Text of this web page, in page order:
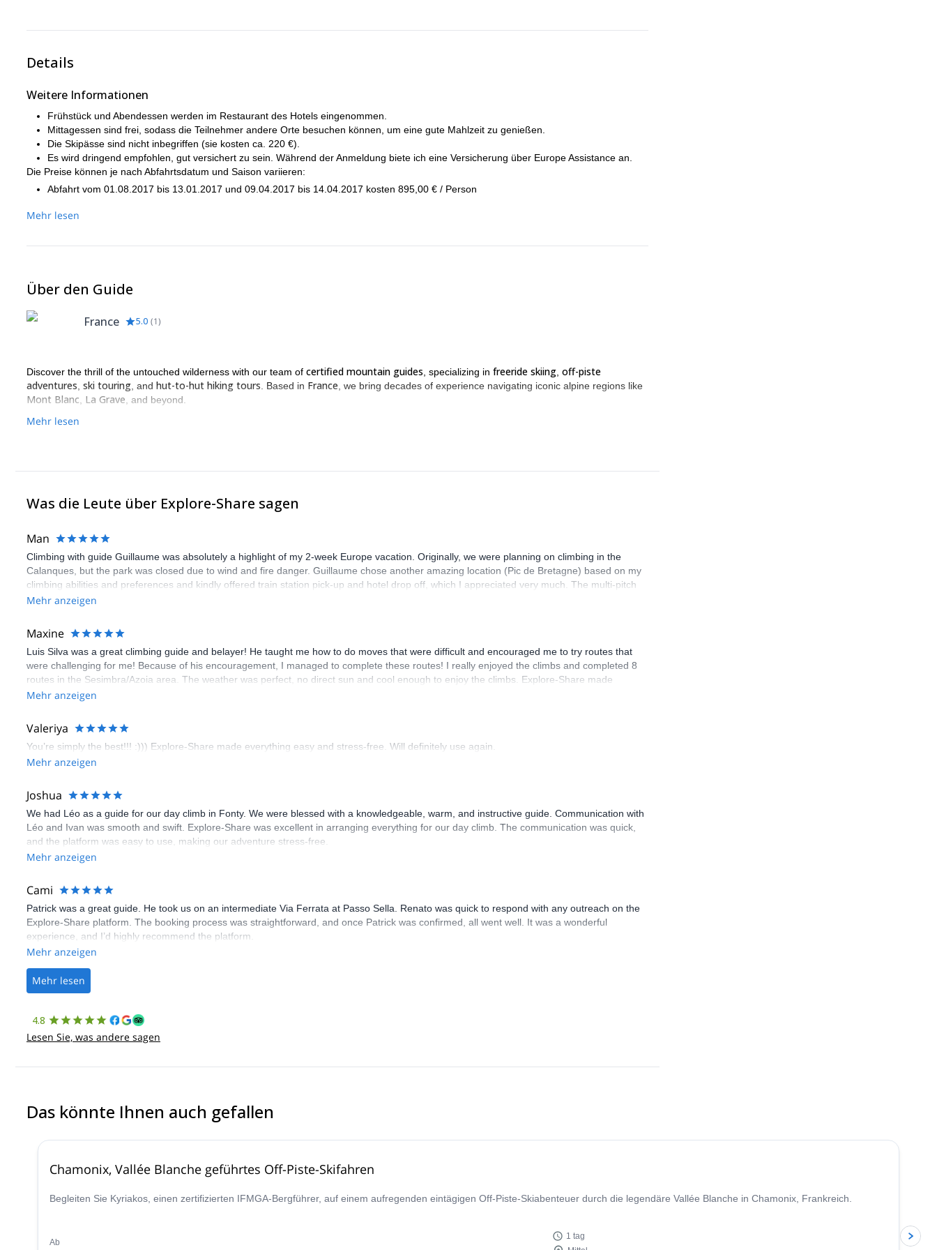
Details
Weitere Informationen
Frühstück und Abendessen werden im Restaurant des Hotels eingenommen.
Mittagessen sind frei, sodass die Teilnehmer andere Orte besuchen können, um eine gute Mahlzeit zu genießen.
Die Skipässe sind nicht inbegriffen (sie kosten ca. 220 €).
Es wird dringend empfohlen, gut versichert zu sein. Während der Anmeldung biete ich eine Versicherung über Europe Assistance an.
Die Preise können je nach Abfahrtsdatum und Saison variieren:
Abfahrt vom 01.08.2017 bis 13.01.2017 und 09.04.2017 bis 14.04.2017 kosten 895,00 € / Person
Mehr lesen
Über den Guide
France 5.0 (1)
Discover the thrill of the untouched wilderness with our team of certified mountain guides , specializing in freeride skiing off-piste
adventures ski touring , and hut-to-hut hiking tours . Based in France , we bring decades of experience navigating iconic alpine regions like
Mont Blanc La Grave , and beyond.
Mehr lesen
Was die Leute über Explore-Share sagen
Man
Climbing with guide Guillaume was absolutely a highlight of my 2-week Europe vacation. Originally, we were planning on climbing in the
Calanques, but the park was closed due to wind and fire danger. Guillaume chose another amazing location (Pic de Bretagne) based on my
climbing abilities and preferences and kindly offered train station pick-up and hotel drop off, which I appreciated very much. The multi-pitch
route we did was not only fun but also the right amount of challenge, which I thoroughly enjoyed. The communication from the team
Mehr anzeigen
Maxine
Luis Silva was a great climbing guide and belayer! He taught me how to do moves that were difficult and encouraged me to try routes that
were challenging for me! Because of his encouragement, I managed to complete these routes! I really enjoyed the climbs and completed 8
routes in the Sesimbra/Azoia area. The weather was perfect, no direct sun and cool enough to enjoy the climbs. Explore-Share made
booking an outdoor climbing experience in Lisbon extremely easy. Luis, our guide, was fantastic, and the platform’s organization was
Mehr anzeigen
Valeriya
You’re simply the best!!! :))) Explore-Share made everything easy and stress-free. Will definitely use again.
Mehr anzeigen
Joshua
We had Léo as a guide for our day climb in Fonty. We were blessed with a knowledgeable, warm, and instructive guide. Communication with
Léo and Ivan was smooth and swift. Explore-Share was excellent in arranging everything for our day climb. The communication was quick,
and the platform was easy to use, making our adventure stress-free.
Mehr anzeigen
Cami
Patrick was a great guide. He took us on an intermediate Via Ferrata at Passo Sella. Renato was quick to respond with any outreach on the
Explore-Share platform. The booking process was straightforward, and once Patrick was confirmed, all went well. It was a wonderful
experience, and I’d highly recommend the platform.
Mehr anzeigen
Mehr lesen
4.8
Lesen Sie, was andere sagen
Das könnte Ihnen auch gefallen
Chamonix, Vallée Blanche geführtes Off-Piste-Skifahren
Begleiten Sie Kyriakos, einen zertifizierten IFMGA-Bergführer, auf einem aufregenden eintägigen Off-Piste-Skiabenteuer durch die legendäre Vallée Blanche in Chamonix, Frankreich.
Ab
1 tag